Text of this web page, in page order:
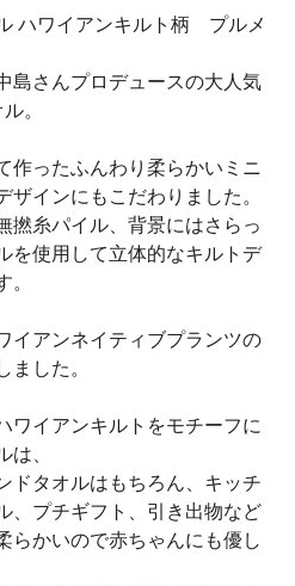
ハワイアンキルト柄 プルメ
島さんプロデュースの大人気
。
作ったふんわり柔らかいミニ
ザインにもこだわりました。
撚糸パイル、背景にはさらっ
を使用して立体的なキルトデ
。
イアンネイティブプランツの
ました。
ワイアンキルトをモチーフに
は、
ドタオルはもちろん、キッチ
、プチギフト、引き出物など
らかいので赤ちゃんにも優し